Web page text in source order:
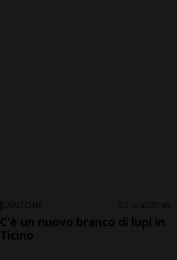
CANTONE 1 ora 3 46
C'è un nuovo branco di lupi in
Ticino